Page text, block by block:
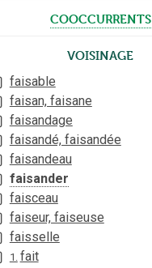
cooccurrents
Voisinage
faisable
faisan, faisane
faisandage
faisandé, faisandée
faisandeau
faisander
faisceau
faiseur, faiseuse
faisselle
1. fait